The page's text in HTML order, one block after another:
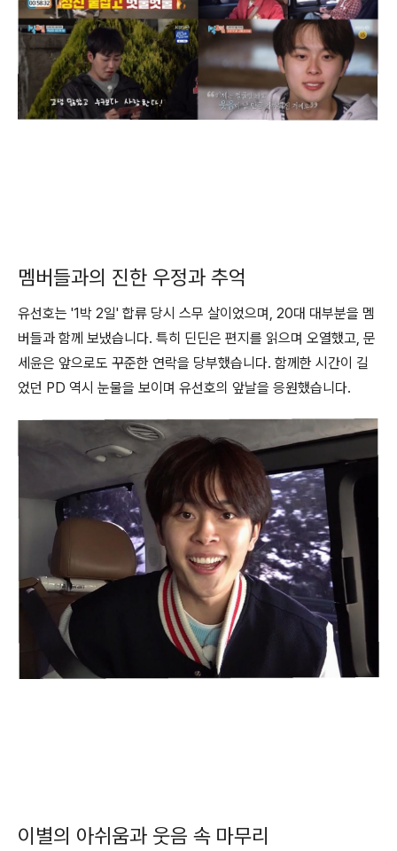
멤버들과의 진한 우정과 추억
유선호는 '1박 2일' 합류 당시 스무 살이었으며, 20대 대부분을 멤
버들과 함께 보냈습니다. 특히 딘딘은 편지를 읽으며 오열했고, 문
세윤은 앞으로도 꾸준한 연락을 당부했습니다. 함께한 시간이 길
었던 PD 역시 눈물을 보이며 유선호의 앞날을 응원했습니다.
이별의 아쉬움과 웃음 속 마무리